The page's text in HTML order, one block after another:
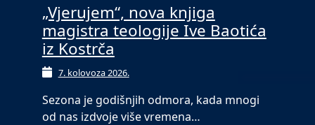
„Vjerujem“, nova knjiga
magistra teologije Ive Baotića
iz Kostrča
7. kolovoza 2026.
Sezona je godišnjih odmora, kada mnogi
od nas izdvoje više vremena…